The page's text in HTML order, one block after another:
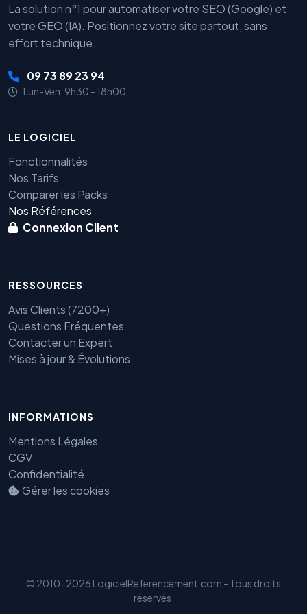
La solution n°1 pour automatiser votre SEO (Google) et
votre GEO (IA). Positionnez votre site partout, sans
effort technique.
09 73 89 23 94
Lun-Ven: 9h30 - 18h00
LE LOGICIEL
Fonctionnalités
Nos Tarifs
Comparer les Packs
Nos Références
Connexion Client
RESSOURCES
Avis Clients (7200+)
Questions Fréquentes
Contacter un Expert
Mises à jour & Évolutions
INFORMATIONS
Mentions Légales
CGV
Confidentialité
Gérer les cookies
© 2010-2026 LogicielReferencement.com - Tous droits
réservés.